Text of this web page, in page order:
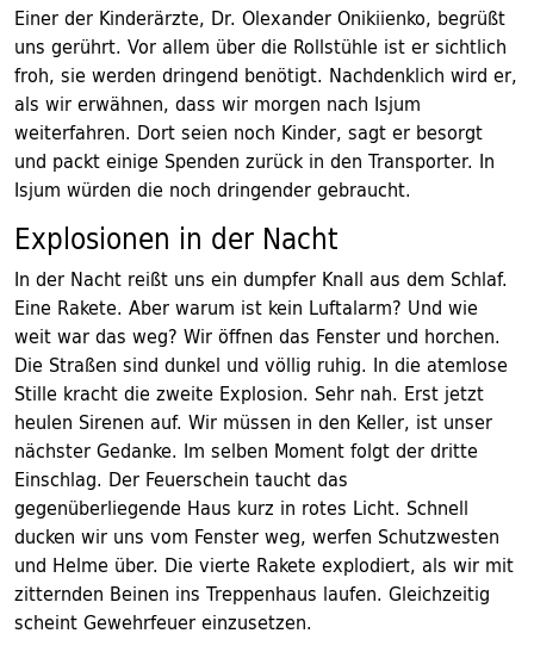
Einer der Kinderärzte, Dr. Olexander Onikiienko, begrüßt
uns gerührt. Vor allem über die Rollstühle ist er sichtlich
froh, sie werden dringend benötigt. Nachdenklich wird er,
als wir erwähnen, dass wir morgen nach Isjum
weiterfahren. Dort seien noch Kinder, sagt er besorgt
und packt einige Spenden zurück in den Transporter. In
Isjum würden die noch dringender gebraucht.
Explosionen in der Nacht
In der Nacht reißt uns ein dumpfer Knall aus dem Schlaf.
Eine Rakete. Aber warum ist kein Luftalarm? Und wie
weit war das weg? Wir öffnen das Fenster und horchen.
Die Straßen sind dunkel und völlig ruhig. In die atemlose
Stille kracht die zweite Explosion. Sehr nah. Erst jetzt
heulen Sirenen auf. Wir müssen in den Keller, ist unser
nächster Gedanke. Im selben Moment folgt der dritte
Einschlag. Der Feuerschein taucht das
gegenüberliegende Haus kurz in rotes Licht. Schnell
ducken wir uns vom Fenster weg, werfen Schutzwesten
und Helme über. Die vierte Rakete explodiert, als wir mit
zitternden Beinen ins Treppenhaus laufen. Gleichzeitig
scheint Gewehrfeuer einzusetzen.